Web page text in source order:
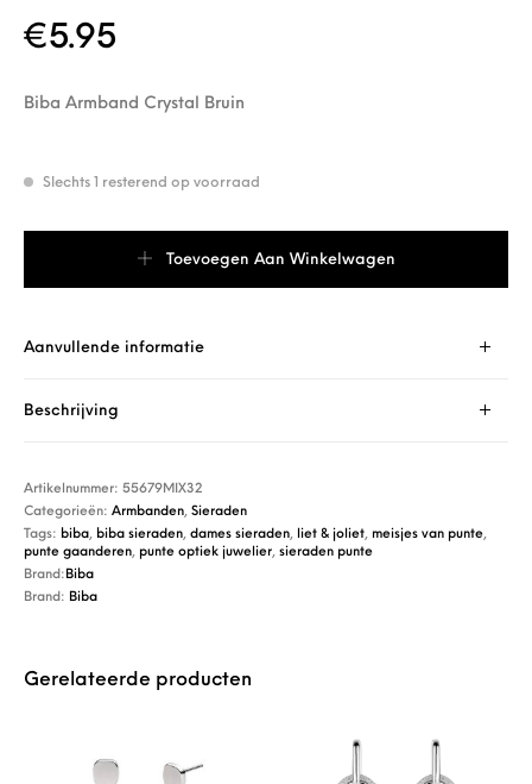
€5.95
Biba Armband Crystal Bruin
Slechts 1 resterend op voorraad
Toevoegen Aan Winkelwagen
Aanvullende informatie
Beschrijving
Artikelnummer:55679MIX32
Categorieën:Armbanden,Sieraden
Tags: biba, biba sieraden,dames sieraden, liet & joliet, meisjes van punte,
punte gaanderen, punte optiek juwelier,sieraden punte
Brand: Biba
Brand: Biba
Gerelateerde producten